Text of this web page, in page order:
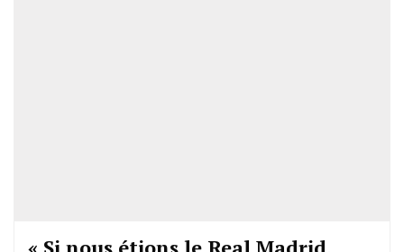
« Si nous étions le Real Madrid,